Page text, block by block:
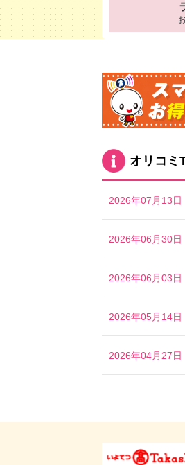
オリコミ
2026年07月13日
2026年06月30日
2026年06月03日
2026年05月14日
2026年04月27日